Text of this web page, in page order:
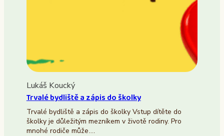
Lukáš Koucký
Trvalé bydliště a zápis do školky
Trvalé bydliště a zápis do školky Vstup dítěte do
školky je důležitým mezníkem v životě rodiny. Pro
mnohé rodiče může…